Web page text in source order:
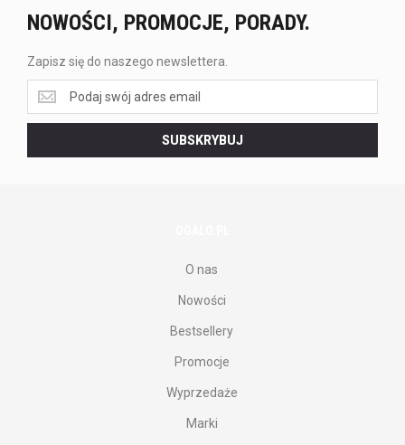
NOWOŚCI, PROMOCJE, PORADY.
Zapisz się do naszego newslettera.
Zapisz
się
do
newslettera.
SUBSKRYBUJ
O nas
Nowości
Bestsellery
Promocje
Wyprzedaże
Marki